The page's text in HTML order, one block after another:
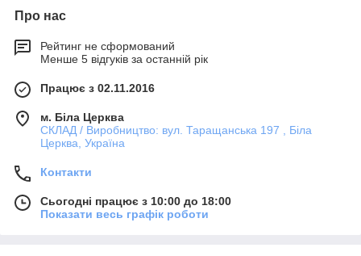
Про нас
Рейтинг не сформований
Менше 5 відгуків за останній рік
Працює з 02.11.2016
м. Біла Церква
СКЛАД / Виробництво: вул. Таращанська 197 , Біла
Церква, Україна
Контакти
Сьогодні працює з 10:00 до 18:00
Показати весь графік роботи